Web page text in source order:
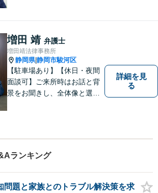
護士です。遺言書などのご相
談も、お任せください。【静
岡市の弁護士】
増田 靖 弁護士
増田靖法律事務所
静岡県|静岡市駿河区
【駐車場あり】【休日・夜間
面談可】ご来所時はお話と背
景をお聞きし、全体像と選択
ください。
詳細を見
る
ランキング
問題と家族とのトラブル解決策を求